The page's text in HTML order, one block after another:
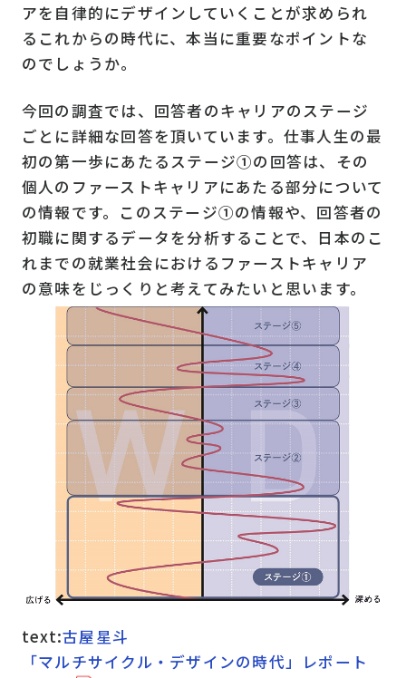
アを自律的にデザインしていくことが求められ
るこれからの時代に、本当に重要なポイントな
のでしょうか。
今回の調査では、回答者のキャリアのステージ
ごとに詳細な回答を頂いています。仕事人生の最
初の第一歩にあたるステージ①の回答は、その
個人のファーストキャリアにあたる部分について
の情報です。このステージ①の情報や、回答者の
初職に関するデータを分析することで、日本のこ
れまでの就業社会におけるファーストキャリア
の意味をじっくりと考えてみたいと思います。
text:古屋星斗
「マルチサイクル・デザインの時代」レポート